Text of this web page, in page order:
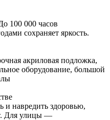
100 000 часов
сохраняет яркость.
акриловая подложка,
оборудование, большой
и навредить здоровью,
Для улицы —